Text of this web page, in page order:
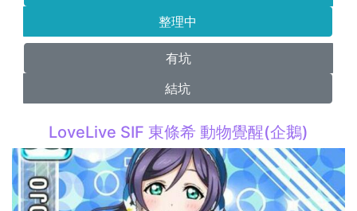
整理中
有坑
結坑
LoveLive SIF 東條希 動物覺醒(企鵝)